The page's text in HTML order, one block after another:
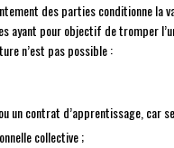
des parties conditionne
ayant pour objectif de tromper
n’est pas possible :
un contrat d’apprentissage, car
collective ;